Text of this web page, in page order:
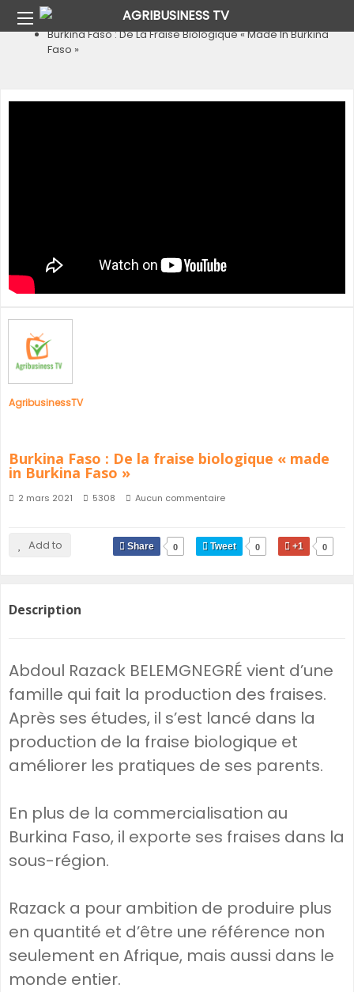
Pays
Burkina Faso
Burkina Faso : De La Fraise Biologique « Made In Burkina
Faso »
AgribusinessTV
Burkina Faso : De la fraise biologique « made
in Burkina Faso »
2 mars 2021 5308 Aucun commentaire
Add to Share 0 Tweet 0 +1 0
Description
Abdoul Razack BELEMGNEGRÉ vient d’une
famille qui fait la production des fraises.
Après ses études, il s’est lancé dans la
production de la fraise biologique et
améliorer les pratiques de ses parents.
En plus de la commercialisation au
Burkina Faso, il exporte ses fraises dans la
sous-région.
Razack a pour ambition de produire plus
en quantité et d’être une référence non
seulement en Afrique, mais aussi dans le
monde entier.